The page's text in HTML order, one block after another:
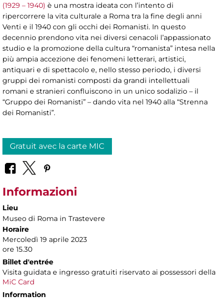
(1929 – 1940) è una mostra ideata con l’intento di
ripercorrere la vita culturale a Roma tra la fine degli anni
Venti e il 1940 con gli occhi dei Romanisti. In questo
decennio prendono vita nei diversi cenacoli l’appassionato
studio e la promozione della cultura “romanista” intesa nella
più ampia accezione dei fenomeni letterari, artistici,
antiquari e di spettacolo e, nello stesso periodo, i diversi
gruppi dei romanisti composti da grandi intellettuali
romani e stranieri confluiscono in un unico sodalizio – il
“Gruppo dei Romanisti” – dando vita nel 1940 alla “Strenna
dei Romanisti”.
Gratuit avec la carte MIC
Informazioni
Lieu
Museo di Roma in Trastevere
Horaire
Mercoledì 19 aprile 2023
ore 15.30
Billet d'entrée
Visita guidata e ingresso gratuiti riservato ai possessori della
MiC Card
Information